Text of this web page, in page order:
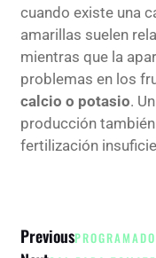
cuando existe una
amarillas suelen
mientras que la
problemas en los
calcio o potasio.
producción
fertilización
Previous